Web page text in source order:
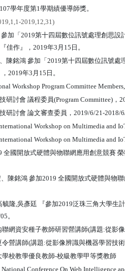
學年度第1學期績優導師獎。
2019,12,31)
加「2019第十四屆數位訊號處理創思設
佳作』，2019年3月15日。
陳銘鴻 參加「2019第十四屆數位訊號
2019年3月15日。
Workshop Program Committee
研討會 議程委員(Program Committee)，
研討會 論文審查委員，2019/6/21-2018/
Workshop on Multimedia and
Workshop on Multimedia and
全國開放式硬體與物聯網應用創意競賽
陳銘鴻 參加2019 全國開放式硬體與物
毓隆,吳彥廷 『參加2019泛珠三角大學生
。
網資安種子教師研習營講師(講題:從影
營講師(講題:從影像辨識與機器學習技
校教學優良教師-校級教學甲等獎教師
Conference On Web Intelligence